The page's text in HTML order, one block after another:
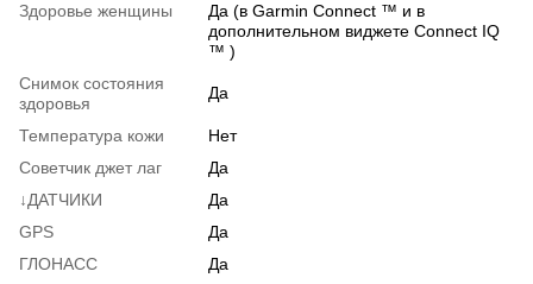
Здоровье женщины
Да (в Garmin Connect ™ и в
дополнительном виджете Connect IQ
™ )
Снимок состояния
здоровья
Да
Температура кожи
Нет
Советчик джет лаг
Да
↓ДАТЧИКИ
Да
GPS
Да
ГЛОНАСС
Да